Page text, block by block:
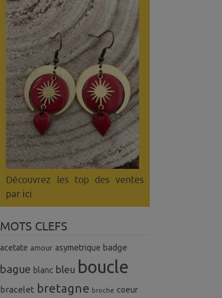
Découvrez les top des ventes
par ici
MOTS CLEFS
acetate amour asymetrique badge
bague blanc bleu boucle
bracelet bretagne broche coeur